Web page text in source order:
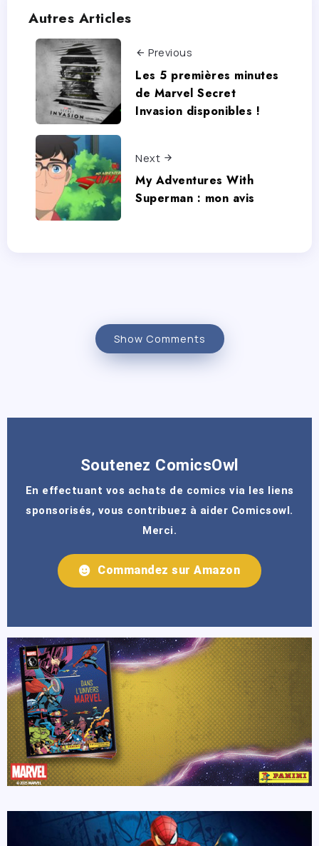
Autres Articles
Previous
Les 5 premières minutes
de Marvel Secret
Invasion disponibles !
Next
My Adventures With
Superman : mon avis
Show Comments
Soutenez ComicsOwl
En effectuant vos achats de comics via les liens
sponsorisés, vous contribuez à aider Comicsowl.
Merci.
Commandez sur Amazon